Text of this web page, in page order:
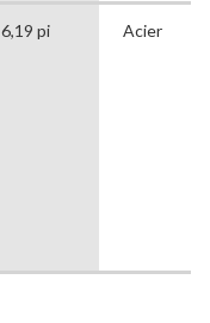
6,19 pi Acier